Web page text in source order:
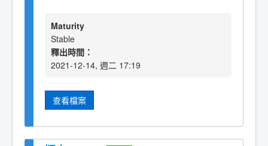
Maturity
Stable
釋出時間：
2021-12-14, 週二 17:19
查看檔案